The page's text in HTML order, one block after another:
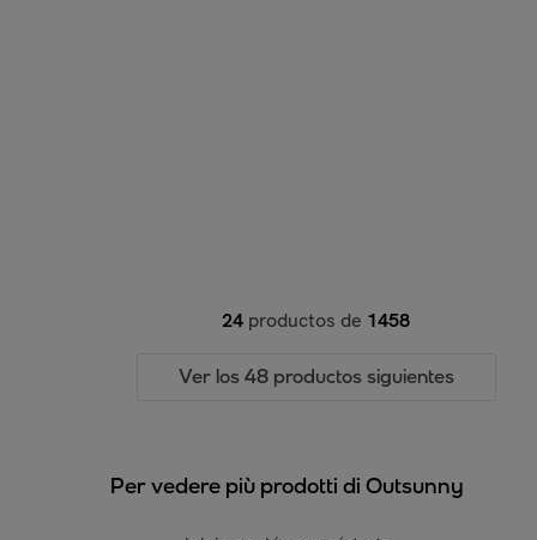
24 productos de 1458
Ver los 48 productos siguientes
Per vedere più prodotti di Outsunny